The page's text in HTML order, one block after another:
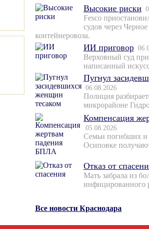
Высокие риски
Fesco
судов через
контейнеровоза.
ИИ приговор
Верховный суд
написанный
Пугнул
06.08.2026
Полиция
микрорайоне
Компенсация
05.08.2026
Семьи погибших и
Осиповке
Отказ от
Мать забрала из
инфицированного
Все новости Краснодара